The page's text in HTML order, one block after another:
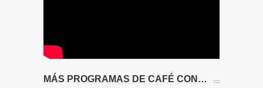
MÁS PROGRAMAS DE CAFÉ CON…